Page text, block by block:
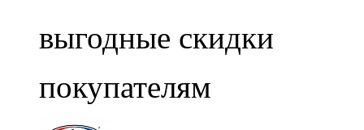
выгодные скидки
покупателям